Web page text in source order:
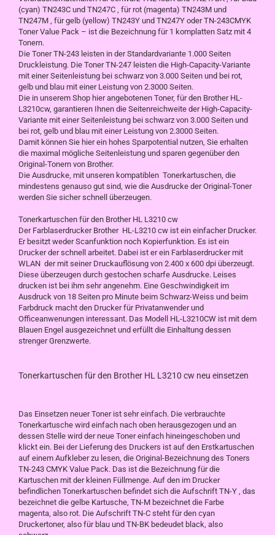
(cyan) TN243C und TN247C , für rot (magenta) TN243M und
TN247M , für gelb (yellow) TN243Y und TN247Y oder TN-243CMYK
Toner Value Pack – ist die Bezeichnung für 1 komplatten Satz mit 4
Tonern.
Die Toner TN-243 leisten in der Standardvariante 1.000 Seiten
Druckleistung. Die Toner TN-247 leisten die High-Capacity-Variante
mit einer Seitenleistung bei schwarz von 3.000 Seiten und bei rot,
gelb und blau mit einer Leistung von 2.3000 Seiten.
Die in unserem Shop hier angebotenen Toner, für den Brother HL-
L3210cw, garantieren Ihnen die Seitenreichweite der High-Capacity-
Variante mit einer Seitenleistung bei schwarz von 3.000 Seiten und
bei rot, gelb und blau mit einer Leistung von 2.3000 Seiten.
Damit können Sie hier ein hohes Sparpotential nutzen, Sie erhalten
die maximal mögliche Seitenleistung und sparen gegenüber den
Original-Tonern von Brother.
Die Ausdrucke, mit unseren kompatiblen Tonerkartuschen, die
mindestens genauso gut sind, wie die Ausdrucke der Original-Toner
werden Sie sicher schnell überzeugen.
Tonerkartuschen für den Brother HL L3210 cw
Der Farblaserdrucker Brother HL-L3210 cw ist ein einfacher Drucker.
Er besitzt weder Scanfunktion noch Kopierfunktion. Es ist ein
Drucker der schnell arbeitet. Dabei ist er ein Farblaserdrucker mit
WLAN der mit seiner Druckauflösung von 2.400 x 600 dpi überzeugt.
Diese überzeugen durch gestochen scharfe Ausdrucke. Leises
drucken ist bei ihm sehr angenehm. Eine Geschwindigkeit im
Ausdruck von 18 Seiten pro Minute beim Schwarz-Weiss und beim
Farbdruck macht den Drucker für Privatanwender und
Officeanwenungen interessant. Das Modell HL-L3210CW ist mit dem
Blauen Engel ausgezeichnet und erfüllt die Einhaltung dessen
strenger Grenzwerte.
Tonerkartuschen für den Brother HL L3210 cw neu einsetzen
Das Einsetzen neuer Toner ist sehr einfach. Die verbrauchte
Tonerkartusche wird einfach nach oben herausgezogen und an
dessen Stelle wird der neue Toner einfach hineingeschoben und
klickt ein. Bei der Lieferung des Druckers ist auf den Erstkartuschen
auf einem Aufkleber zu lesen, die Original-Bezeichnung des Toners
TN-243 CMYK Value Pack. Das ist die Bezeichnung für die
Kartuschen mit der kleinen Füllmenge. Auf den im Drucker
befindlichen Tonerkartuschen befindet sich die Aufschrift TN-Y , das
bezeichnet die gelbe Kartusche, TN-M bezeichnet die Farbe
magenta, also rot. Die Aufschrift TN-C steht für den cyan
Druckertoner, also für blau und TN-BK bedeudet black, also